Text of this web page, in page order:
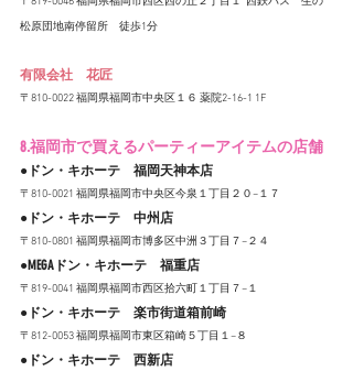
松原団地南停留所　徒歩1分
有限会社　花匠
〒810-0022 福岡県福岡市中央区１６ 薬院2-16-1 1F
8.福岡市で買えるパーティーアイテムの店舗
●ドン・キホーテ　福岡天神本店
〒810-0021 福岡県福岡市中央区今泉１丁目２０−１７
●ドン・キホーテ　中州店
〒810-0801 福岡県福岡市博多区中洲３丁目７−２４
●MEGAドン・キホーテ　福重店
〒819-0041 福岡県福岡市西区拾六町１丁目７−１
●ドン・キホーテ　楽市街道箱前崎
〒812-0053 福岡県福岡市東区箱崎５丁目１−８
●ドン・キホーテ　西新店